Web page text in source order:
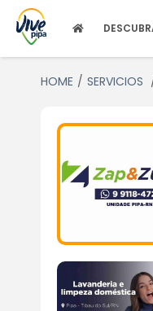
HOME SERVICIOS